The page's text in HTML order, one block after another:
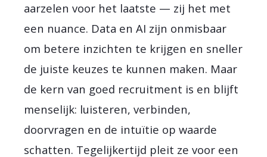
aarzelen voor het laatste — zij het met
een nuance. Data en AI zijn onmisbaar
om betere inzichten te krijgen en sneller
de juiste keuzes te kunnen maken. Maar
de kern van goed recruitment is en blijft
menselijk: luisteren, verbinden,
doorvragen en de intuïtie op waarde
schatten. Tegelijkertijd pleit ze voor een